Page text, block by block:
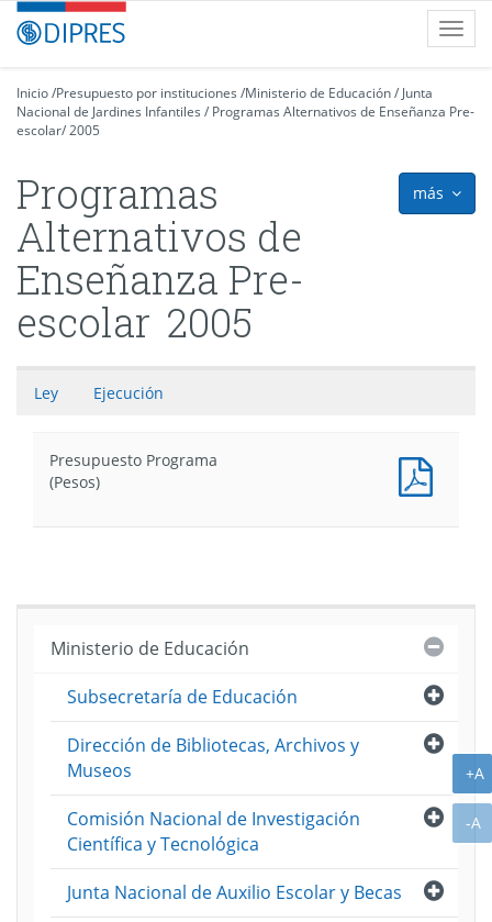
Contenido
principalDIPRES
-
de
Presupuestos
Inicio/Presupuesto por instituciones /Ministerio de Educación/ Junta
Nacional de Jardines Infantiles / Programas Alternativos de Enseñanza Pre-
escolar/2005
más
Programas
Alternativos de
Enseñanza Pre-
escolar 2005
Ley Ejecución
Presupuesto Programa
(Pesos)
Ministerio de Educación
Abrir
Subsecretaría de Educación
Abrir
Dirección de Bibliotecas, Archivos y
Museos
Abrir
Comisión Nacional de Investigación
Científica y Tecnológica
Abrir
Junta Nacional de Auxilio Escolar y Becas
+A
-A